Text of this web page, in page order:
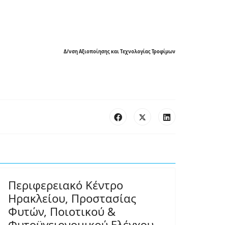
Δ/νση Αξιοποίησης και Τεχνολογίας Τροφίμων
Περιφερειακό Κέντρο
Ηρακλείου, Προστασίας
Φυτών, Ποιοτικού &